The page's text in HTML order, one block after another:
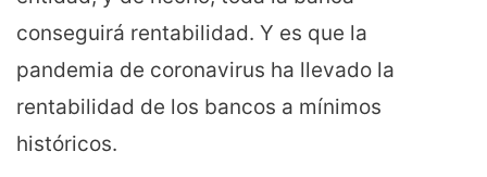
conseguirá rentabilidad. Y es que la
pandemia de coronavirus ha llevado la
rentabilidad de los bancos a mínimos
históricos.